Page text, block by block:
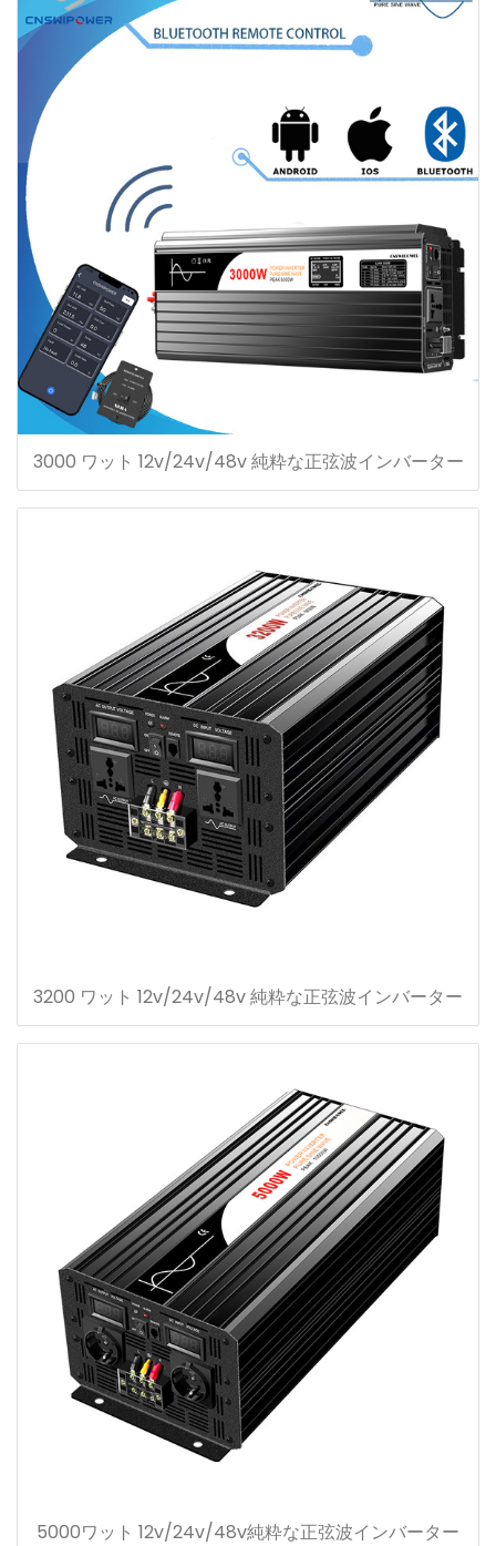
3000 ワット 12v/24v/48v 純粋な正弦波インバーター
3200 ワット 12v/24v/48v 純粋な正弦波インバーター
5000ワット 12v/24v/48v純粋な正弦波インバーター